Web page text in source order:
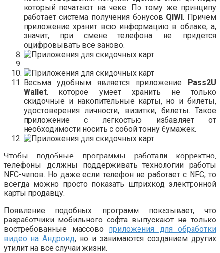
который печатают на чеке. По тому же принципу
работает система получения бонусов QIWI. Причем
приложение хранит всю информацию в облаке, а,
значит, при смене телефона не придется
оцифровывать все заново.
Весьма удобным является приложение Pass2U
Wallet, которое умеет хранить не только
скидочные и накопительные карты, но и билеты,
удостоверения личности, визитки, билеты. Такое
приложение с легкостью избавляет от
необходимости носить с собой тонну бумажек.
Чтобы подобные программы работали корректно,
телефоны должны поддерживать технологии работы
NFC-чипов. Но даже если телефон не работает с NFC, то
всегда можно просто показать штрихкод электронной
карты продавцу.
Появление подобных программ показывает, что
разработчики мобильного софта выпускают не только
востребованные массово приложения для обработки
видео на Андроид, но и занимаются созданием других
утилит на все случаи жизни.